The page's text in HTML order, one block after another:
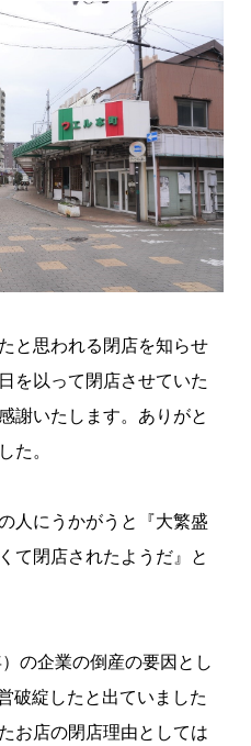
と思われる閉店を知らせ
を以って閉店させていた
謝いたします。ありがと
た。
人にうかがうと『大繁盛
て閉店されたようだ』と
の企業の倒産の要因とし
破綻したと出ていました
お店の閉店理由としては